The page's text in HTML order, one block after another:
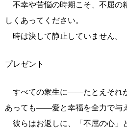
不幸や苦悩の時期こそ、不屈の
しくあってください。
時は決して静止していません。
プレゼント
すべての衆生に――たとえそれ
あっても――愛と幸福を全力で与
彼らはお返しに、「不屈の心」